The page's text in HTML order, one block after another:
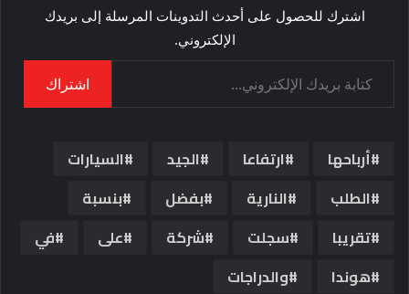
اشترك للحصول على أحدث التدوينات المرسلة إلى بريدك
الإلكتروني.
اشتراك
أرباحها ارتفاعا الجيد
السيارات
الطلب
النارية بفضل
بنسبة
تقريبا
سجلت شركة على
في
هوندا
والدراجات